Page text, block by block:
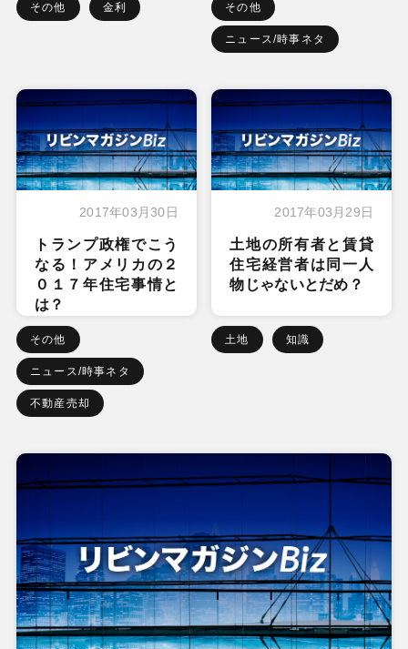
その他 金利 その他
ニュース/時事ネタ
2017年03月30日
トランプ政権でこう
なる！アメリカの２
０１７年住宅事情と
は？
その他
ニュース/時事ネタ
不動産売却
2017年03月29日
土地の所有者と賃貸
住宅経営者は同一人
物じゃないとだめ？
土地 知識